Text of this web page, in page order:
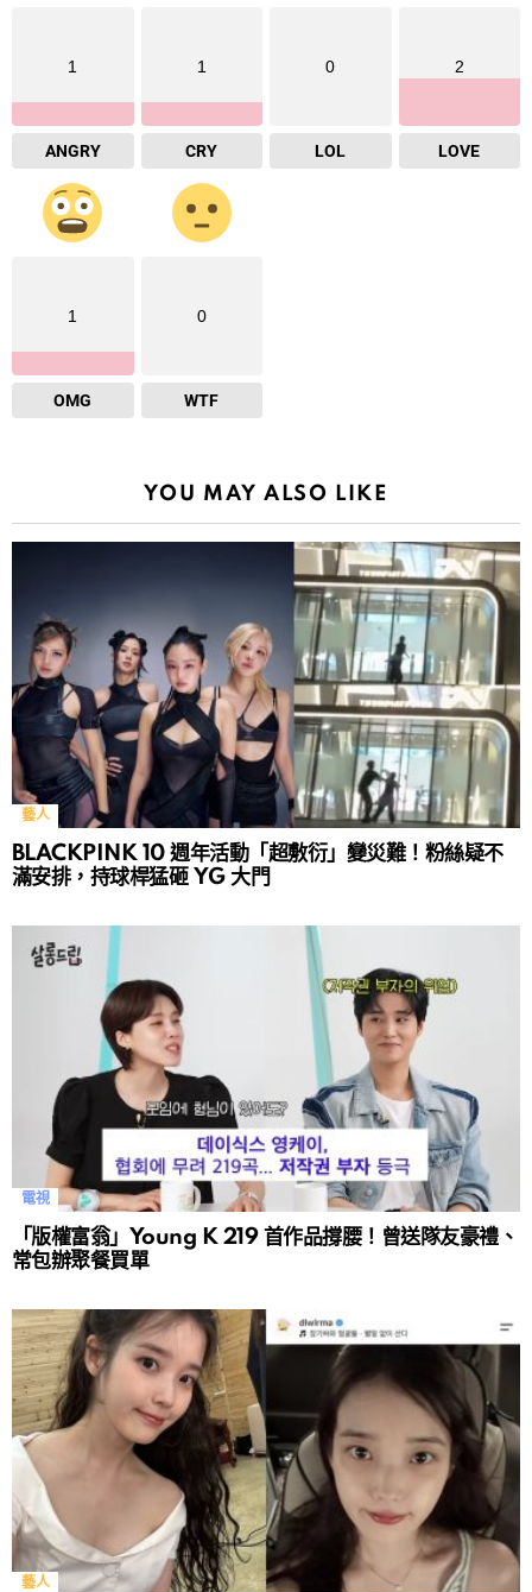
1
ANGRY
1
CRY
0
LOL
2
LOVE
1
OMG
0
WTF
YOU MAY ALSO LIKE
藝人
BLACKPINK 10 週年活動「超敷衍」變災難！粉絲疑不
滿安排，持球桿猛砸 YG 大門
電視
「版權富翁」Young K 219 首作品撐腰！曾送隊友豪禮、
常包辦聚餐買單
藝人